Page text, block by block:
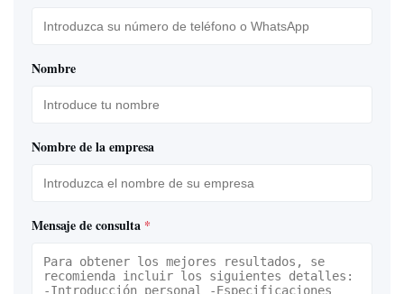
Nombre
Nombre de la empresa
Mensaje de consulta *